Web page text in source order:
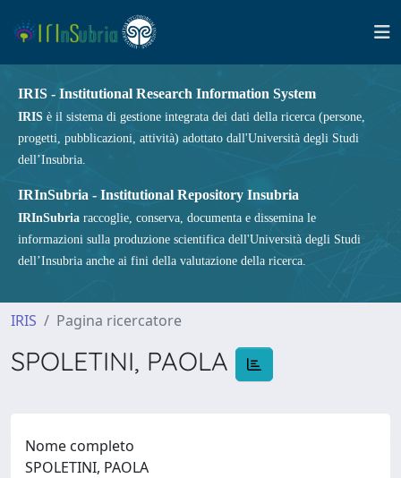
IRIS - Institutional Research Information System
IRIS è il sistema di gestione integrata dei dati della ricerca (persone,
progetti, pubblicazioni, attività) adottato dall'Università degli Studi
dell’Insubria.
IRInSubria - Institutional Repository Insubria
IRInSubria raccoglie, conserva, documenta e dissemina le
informazioni sulla produzione scientifica dell'Università degli Studi
dell’Insubria anche ai fini della valutazione della ricerca.
IRIS Pagina ricercatore
SPOLETINI, PAOLA
Nome completo
SPOLETINI, PAOLA